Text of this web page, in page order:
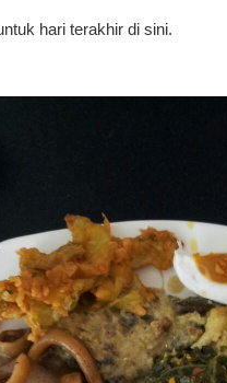
hari terakhir di sini.